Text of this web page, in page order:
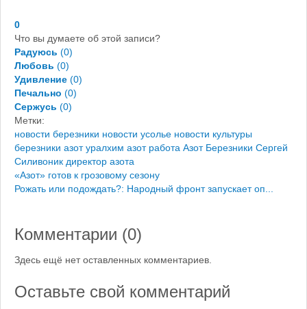
0
Что вы думаете об этой записи?
Радуюсь (0)
Любовь (0)
Удивление (0)
Печально (0)
Сержусь (0)
Метки:
новости березники новости усолье новости культуры
березники азот уралхим азот работа Азот Березники Сергей
Силивоник директор азота
«Азот» готов к грозовому сезону
Рожать или подождать?: Народный фронт запускает оп...
Комментарии (0)
Здесь ещё нет оставленных комментариев.
Оставьте свой комментарий